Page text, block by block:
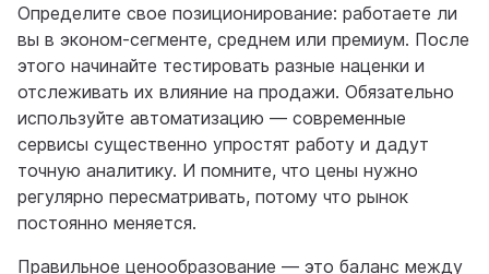
Определите свое позиционирование: работаете ли
вы в эконом-сегменте, среднем или премиум. После
этого начинайте тестировать разные наценки и
отслеживать их влияние на продажи. Обязательно
используйте автоматизацию — современные
сервисы существенно упростят работу и дадут
точную аналитику. И помните, что цены нужно
регулярно пересматривать, потому что рынок
постоянно меняется.
Правильное ценообразование — это баланс между